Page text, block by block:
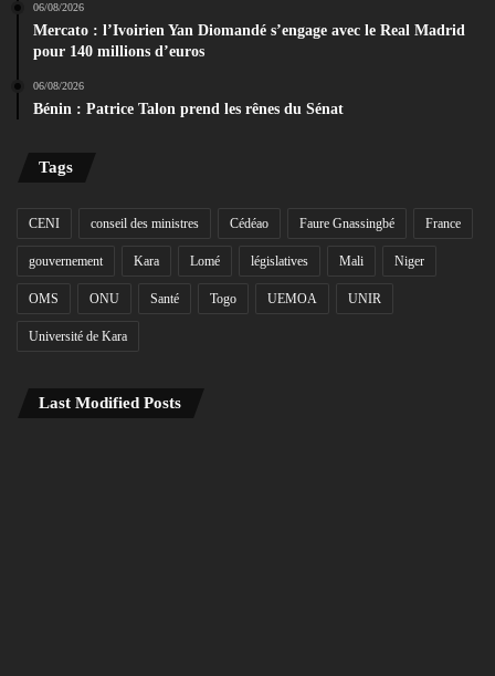
06/08/2026
Mercato : l’Ivoirien Yan Diomandé s’engage avec le Real Madrid
pour 140 millions d’euros
06/08/2026
Bénin : Patrice Talon prend les rênes du Sénat
Tags
CENI conseil des ministres Cédéao Faure Gnassingbé France
gouvernement Kara Lomé législatives Mali Niger
OMS ONU Santé Togo UEMOA UNIR
Université de Kara
Last Modified Posts